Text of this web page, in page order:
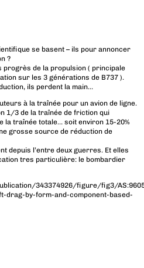
se basent – ils pour annoncer
?
progrès de la propulsion ( principale
sur les 3 générations de B737 ).
ils perdent la main…
à la traînée pour un avion de ligne.
1/3 de la traînée de friction qui
la traînée totale… soit environ 15-20%
grosse source de réduction de
depuis l’entre deux guerres. Et elles
tres particulière: le bombardier
343374926/figure/fig3/
drag-by-form-and-component-based-